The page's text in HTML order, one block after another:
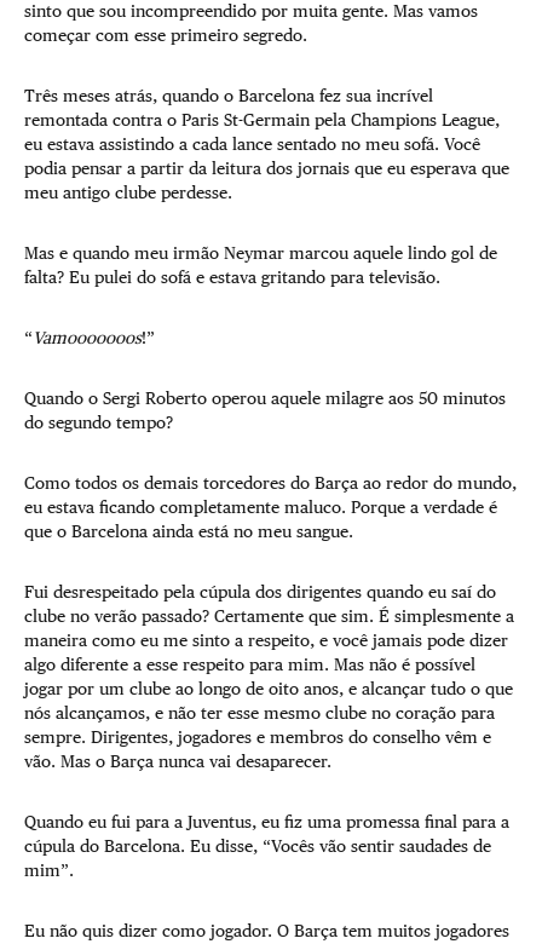
sinto que sou incompreendido por muita gente. Mas vamos
começar com esse primeiro segredo.
Três meses atrás, quando o Barcelona fez sua incrível
remontada contra o Paris St-Germain pela Champions League,
eu estava assistindo a cada lance sentado no meu sofá. Você
podia pensar a partir da leitura dos jornais que eu esperava que
meu antigo clube perdesse.
Mas e quando meu irmão Neymar marcou aquele lindo gol de
falta? Eu pulei do sofá e estava gritando para televisão.
“Vamooooooos!”
Quando o Sergi Roberto operou aquele milagre aos 50 minutos
do segundo tempo?
Como todos os demais torcedores do Barça ao redor do mundo,
eu estava ficando completamente maluco. Porque a verdade é
que o Barcelona ainda está no meu sangue.
Fui desrespeitado pela cúpula dos dirigentes quando eu saí do
clube no verão passado? Certamente que sim. É simplesmente a
maneira como eu me sinto a respeito, e você jamais pode dizer
algo diferente a esse respeito para mim. Mas não é possível
jogar por um clube ao longo de oito anos, e alcançar tudo o que
nós alcançamos, e não ter esse mesmo clube no coração para
sempre. Dirigentes, jogadores e membros do conselho vêm e
vão. Mas o Barça nunca vai desaparecer.
Quando eu fui para a Juventus, eu fiz uma promessa final para a
cúpula do Barcelona. Eu disse, “Vocês vão sentir saudades de
mim”.
Eu não quis dizer como jogador. O Barça tem muitos jogadores